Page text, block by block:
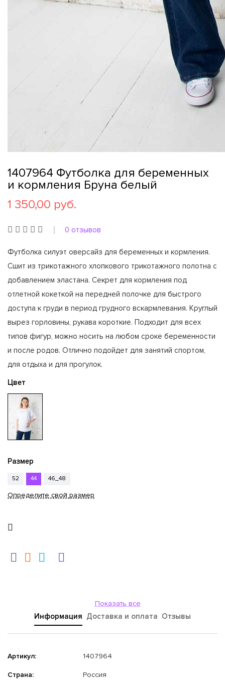
1407964 Футболка для беременных
и кормления Бруна белый
1 350,00 руб.
0 отзывов
Футболка силуэт оверсайз для беременных и кормления.
Сшит из трикотажного хлопкового трикотажного полотна с
добавлением эластана. Секрет для кормления под
отлетной кокеткой на передней полочке для быстрого
доступа к груди в период грудного вскармлевания. Круглый
вырез горловины, рукава короткие. Подходит для всех
типов фигур, можно носить на любом сроке беременности
и после родов. Отлично подойдет для занятий спортом,
для отдыха и для прогулок.
Цвет
Размер
52 44 46_48
Определите свой размер
Показать все
Информация Доставка и оплата Отзывы
Артикул: 1407964
Страна: Россия